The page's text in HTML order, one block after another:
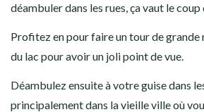
déambuler dans les rues, ça vaut le coup
Profitez en pour faire un tour de grande
du lac pour avoir un joli point de vue.
Déambulez ensuite à votre guise dans
principalement dans la vieille ville où